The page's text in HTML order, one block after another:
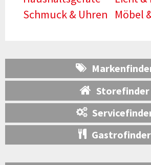
Schmuck & Uhren
Möbel
Storefinder
Gastrofinder